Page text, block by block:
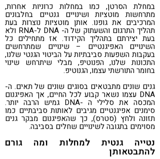
במחלת הסרטן, כמו במחלות כרוניות אחרות,
מתרחשות מוטציות ושינויים גנטיים בחלבונים
המרכיבים את גופנו. אותן מוטציות נוצרות בעת
תהליך התרגום והשעתוק של ה- DNA ל-RNA ולא
בעת יצירתם בתהליך הקידוד. אז מתחילים כל
השינויים האפיגנטיים – שינויים שמתרחשים
בעקבות השפעות סביבתיות על הביטוי הגנטי שלנו,
התכונות שלנו, הפנוטיפ, מבלי שיתרחש שינוי
בחומר התורשתי עצמו, הגנוטיפ.
גנים שונים מתבטאים בסוגים שונים של תאים. ה-
DNA עצמו נשאר קבוע לכל החיים, אך האפיגנום
המכסה את סלילי ה -DNA גמיש הרבה יותר.
סימנים אפיגנטיים מגיבים לאותות סביבתיים כמו
תזונה ולחץ (סטרס), כך שהאפיגנום מבקר גנים
מסוימים בתגובה לשינויים שחלים בסביבה.
נטייה גנטית למחלות ומה גורם
להתבטאותן